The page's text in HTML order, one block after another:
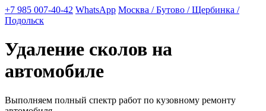
+7 985 007-40-42 WhatsApp Москва / Бутово / Щербинка /
Подольск
Удаление сколов на
автомобиле
Выполняем полный спектр работ по кузовному ремонту